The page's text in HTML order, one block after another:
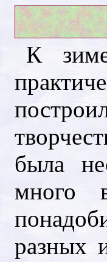
К
была
много
разных